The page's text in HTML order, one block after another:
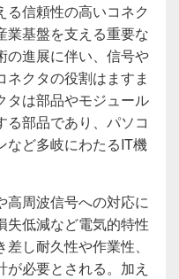
信頼性の高いコネク
業基盤を支える重要な
の進展に伴い、信号や
クタの役割はますま
タは部品やモジュール
る部品であり、パソコ
など多岐にわたるIT機
高周波信号への対応に
失低減など電気的特性
し耐久性や作業性、
必要とされる。加え